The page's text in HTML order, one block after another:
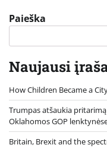
Paieška
Naujausi
How Children Became a
Trumpas atšaukia
Oklahomos GOP
Britain, Brexit and the